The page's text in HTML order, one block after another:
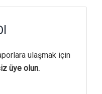
ulaşmak için
üye olun.